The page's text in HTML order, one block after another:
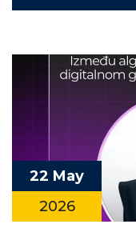
22 May
2026